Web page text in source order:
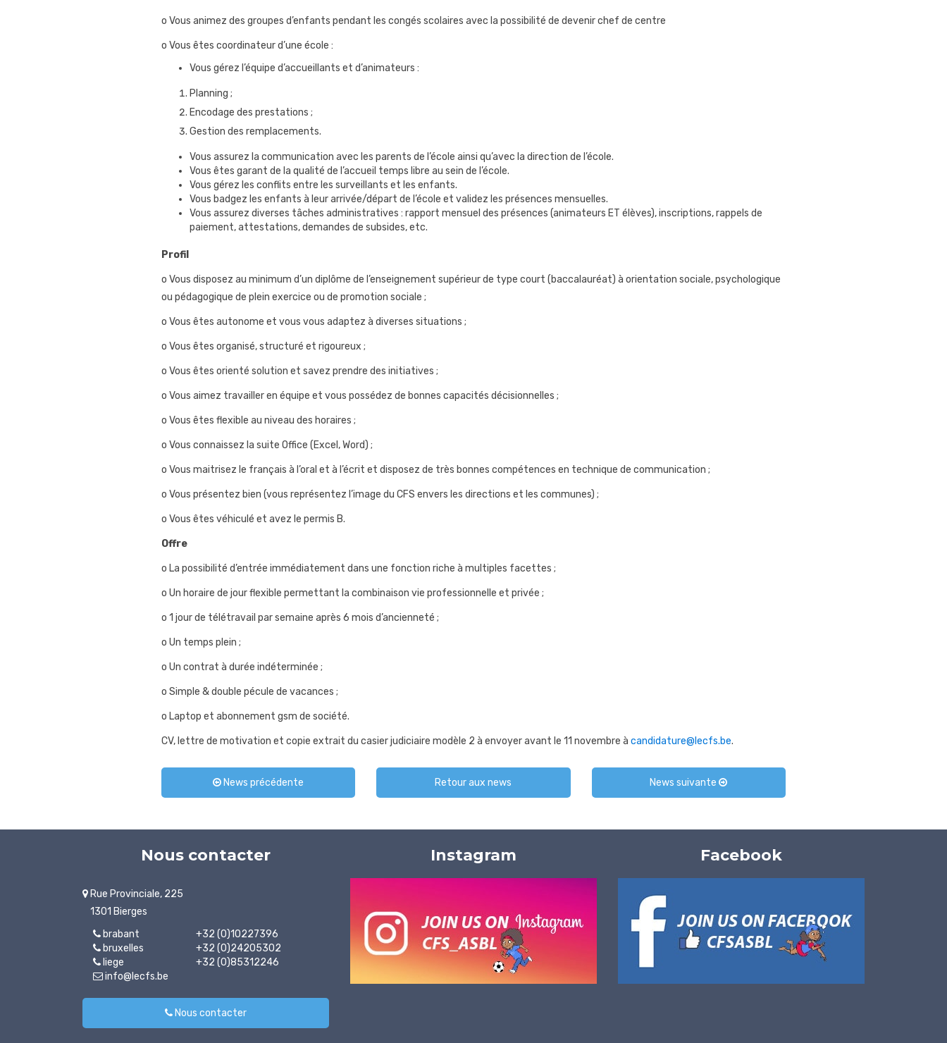
o Vous animez des groupes d’enfants pendant les congés scolaires avec la possibilité de devenir chef de centre
o Vous êtes coordinateur d’une école :
Vous gérez l’équipe d’accueillants et d’animateurs :
Planning ;
Encodage des prestations ;
Gestion des remplacements.
Vous assurez la communication avec les parents de l’école ainsi qu’avec la direction de l’école.
Vous êtes garant de la qualité de l’accueil temps libre au sein de l’école.
Vous gérez les conflits entre les surveillants et les enfants.
Vous badgez les enfants à leur arrivée/départ de l’école et validez les présences mensuelles.
Vous assurez diverses tâches administratives : rapport mensuel des présences (animateurs ET élèves), inscriptions, rappels de
paiement, attestations, demandes de subsides, etc.
Profil
o Vous disposez au minimum d’un diplôme de l’enseignement supérieur de type court (baccalauréat) à orientation sociale, psychologique
ou pédagogique de plein exercice ou de promotion sociale ;
o Vous êtes autonome et vous vous adaptez à diverses situations ;
o Vous êtes organisé, structuré et rigoureux ;
o Vous êtes orienté solution et savez prendre des initiatives ;
o Vous aimez travailler en équipe et vous possédez de bonnes capacités décisionnelles ;
o Vous êtes flexible au niveau des horaires ;
o Vous connaissez la suite Office (Excel, Word) ;
o Vous maitrisez le français à l’oral et à l’écrit et disposez de très bonnes compétences en technique de communication ;
o Vous présentez bien (vous représentez l’image du CFS envers les directions et les communes) ;
o Vous êtes véhiculé et avez le permis B.
Offre
o La possibilité d’entrée immédiatement dans une fonction riche à multiples facettes ;
o Un horaire de jour flexible permettant la combinaison vie professionnelle et privée ;
o 1 jour de télétravail par semaine après 6 mois d’ancienneté ;
o Un temps plein ;
o Un contrat à durée indéterminée ;
o Simple & double pécule de vacances ;
o Laptop et abonnement gsm de société.
CV, lettre de motivation et copie extrait du casier judiciaire modèle 2 à envoyer avant le 11 novembre à candidature@lecfs.be.
News précédente Retour aux news News suivante
Nous contacter
Rue Provinciale, 225
1301 Bierges
brabant
+32 (0)10227396
bruxelles
+32 (0)24205302
liege
+32 (0)85312246
info@lecfs.be
Nous contacter
Instagram Facebook